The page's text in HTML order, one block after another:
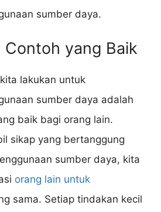
sumber daya.
Contoh yang Baik
lakukan untuk
sumber daya adalah
baik bagi orang lain.
sikap yang bertanggung
sumber daya, kita
orang lain untuk
sama. Setiap tindakan kecil